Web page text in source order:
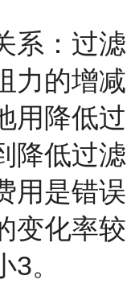
系：过滤
力的增减
用降低过
降低过滤
用是错误
变化率较
。